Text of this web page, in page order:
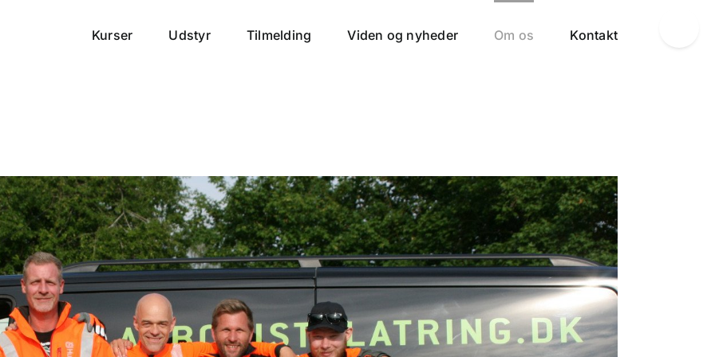
Kurser Udstyr Tilmelding Viden og nyheder Om os Kontakt